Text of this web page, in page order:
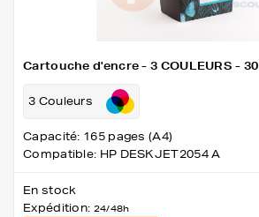
Cartouche d'encre - 3 COULEURS -
3 Couleurs
Capacité: 165 pages (A4)
Compatible: HP DESKJET2054 A
En stock
Expédition: 24/48h